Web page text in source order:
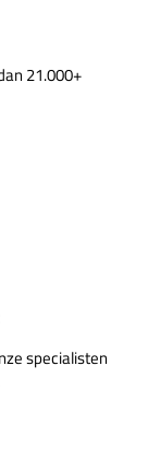
21.000+
specialisten